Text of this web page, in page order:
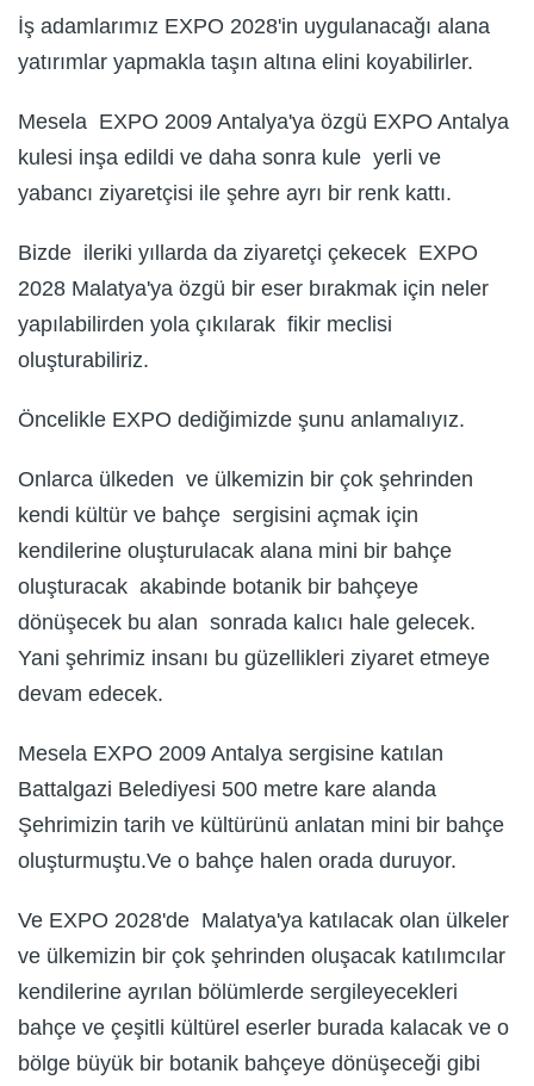
İş adamlarımız EXPO 2028'in uygulanacağı alana
yatırımlar yapmakla taşın altına elini koyabilirler.
Mesela EXPO 2009 Antalya'ya özgü EXPO Antalya
kulesi inşa edildi ve daha sonra kule yerli ve
yabancı ziyaretçisi ile şehre ayrı bir renk kattı.
Bizde ileriki yıllarda da ziyaretçi çekecek EXPO
2028 Malatya'ya özgü bir eser bırakmak için neler
yapılabilirden yola çıkılarak fikir meclisi
oluşturabiliriz.
Öncelikle EXPO dediğimizde şunu anlamalıyız.
Onlarca ülkeden ve ülkemizin bir çok şehrinden
kendi kültür ve bahçe sergisini açmak için
kendilerine oluşturulacak alana mini bir bahçe
oluşturacak akabinde botanik bir bahçeye
dönüşecek bu alan sonrada kalıcı hale gelecek.
Yani şehrimiz insanı bu güzellikleri ziyaret etmeye
devam edecek.
Mesela EXPO 2009 Antalya sergisine katılan
Battalgazi Belediyesi 500 metre kare alanda
Şehrimizin tarih ve kültürünü anlatan mini bir bahçe
oluşturmuştu.Ve o bahçe halen orada duruyor.
Ve EXPO 2028'de Malatya'ya katılacak olan ülkeler
ve ülkemizin bir çok şehrinden oluşacak katılımcılar
kendilerine ayrılan bölümlerde sergileyecekleri
bahçe ve çeşitli kültürel eserler burada kalacak ve o
bölge büyük bir botanik bahçeye dönüşeceği gibi